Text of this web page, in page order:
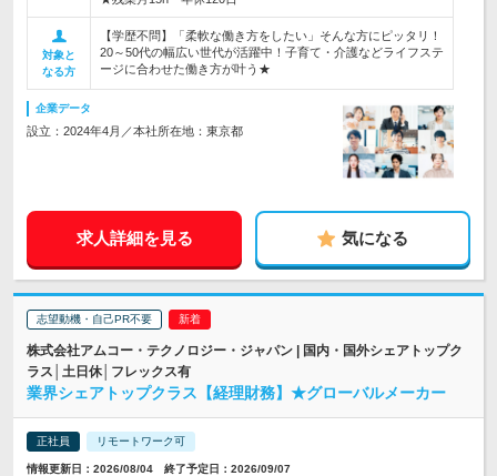
対象と
なる方
【学歴不問】「柔軟な働き方をしたい」そんな方にピッタリ！
20～50代の幅広い世代が活躍中！子育て・介護などライフステ
ージに合わせた働き方が叶う★
企業データ
設立：2024年4月／本社所在地：東京都
求人詳細を見る 気になる
志望動機・自己PR不要
株式会社アムコー・テクノロジー・ジャパン | 国内・国外シェアトップク
ラス│土日休│フレックス有
業界シェアトップクラス【経理財務】★グローバルメーカー
正社員 リモートワーク可
情報更新日：2026/08/04 終了予定日：2026/09/07